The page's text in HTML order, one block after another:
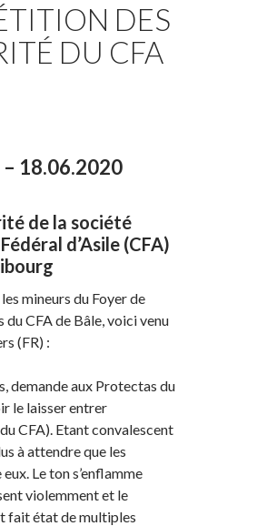
DES
DU CFA
– 18.06.2020
de la société
d’Asile (CFA)
mineurs du Foyer de
du CFA de Bâle, voici venu
(FR) :
demande aux Protectas du
le laisser entrer
CFA). Etant convalescent
à attendre que les
Le ton s’enflamme
violemment et le
fait état de multiples